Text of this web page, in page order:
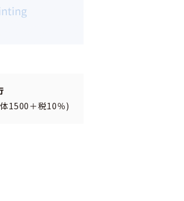
1500＋税10％)